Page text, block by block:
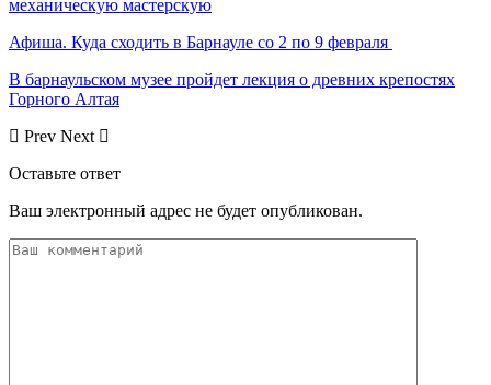
механическую мастерскую
Афиша. Куда сходить в Барнауле со 2 по 9 февраля
В барнаульском музее пройдет лекция о древних крепостях
Горного Алтая
Prev Next
Оставьте ответ
Ваш электронный адрес не будет опубликован.